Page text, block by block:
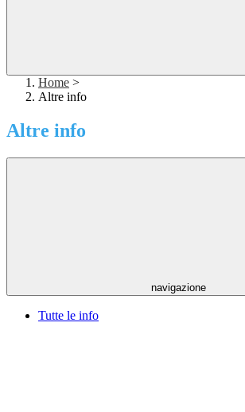
Home >
Altre info
Altre info
navigazione
Tutte le info